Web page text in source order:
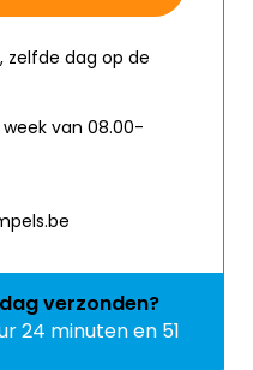
zelfde dag op de
van 08.00-
verzonden?
24 minuten en 51